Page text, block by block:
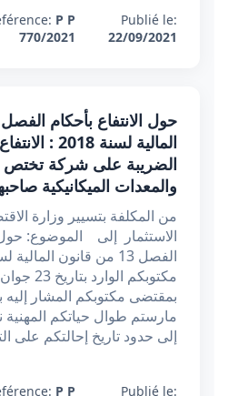
Publié le:
22/09/2021
P P
770/2021
المالية لسنة
الضريبة على شركة تختص
والمعدات الميكانيكية
من المكلفة بتسيير وزارة
الاستثمار إلى الموضوع: حول
بمقتضی مکتوبكم المشار إليه
مارستم طوال حياتكم
إلى حدود تاريخ إحالتكم على
Publié le:
P P